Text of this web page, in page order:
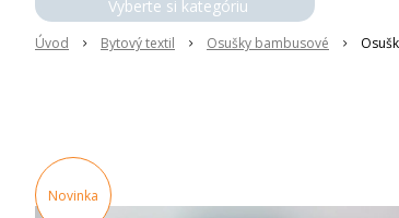
Úvod Bytový textil Osušky bambusové
Novinka
Vyberte si kategóriu